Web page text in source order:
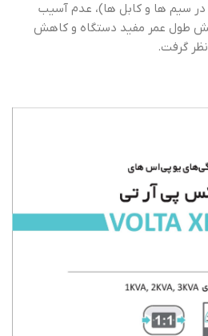
سیم ها و کابل ها)، عدم آسیب
طول عمر مفید دستگاه و کاهش
گرفت.